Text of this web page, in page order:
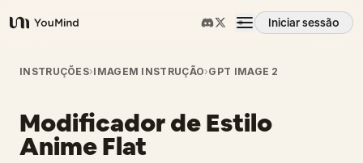
YouMind
Iniciar sessão
Visão geral
Casos de uso
INSTRUÇÕES›IMAGEM INSTRUÇÃO›GPT IMAGE 2
Modificador de Estilo
Anime Flat